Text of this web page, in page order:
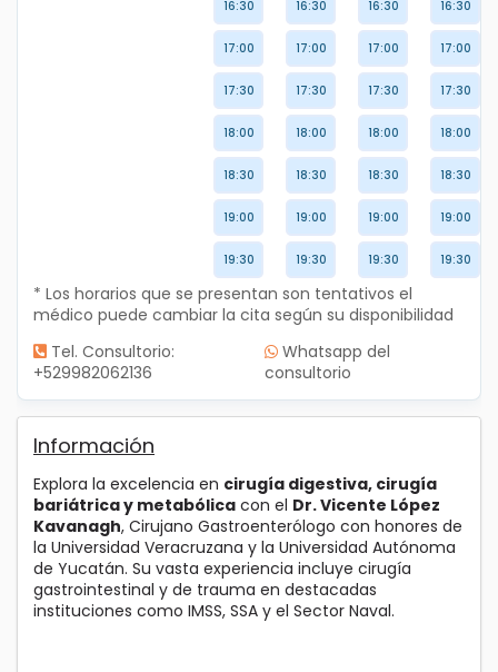
16:30
17:00
17:30
18:00
18:30
19:00
19:30
16:30
17:00
17:30
18:00
18:30
19:00
19:30
16:30
17:00
17:30
18:00
18:30
19:00
19:30
16:30
17:00
17:30
18:00
18:30
19:00
19:30
* Los horarios que se presentan son tentativos el
médico puede cambiar la cita según su disponibilidad
Tel. Consultorio:
+529982062136
Whatsapp del
consultorio
Información
Explora la excelencia en cirugía digestiva, cirugía
bariátrica y metabólica con el Dr. Vicente López
Kavanagh, Cirujano Gastroenterólogo con honores de
la Universidad Veracruzana y la Universidad Autónoma
de Yucatán. Su vasta experiencia incluye cirugía
gastrointestinal y de trauma en destacadas
instituciones como IMSS, SSA y el Sector Naval.